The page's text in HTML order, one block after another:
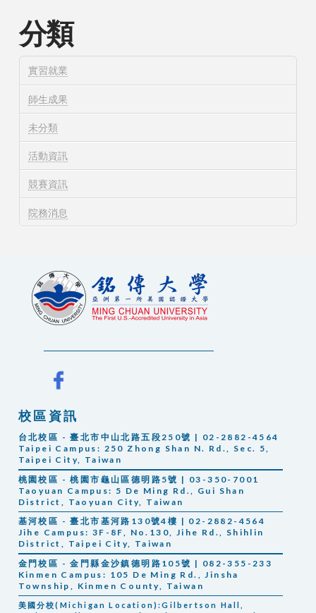
分類
實習就業
師生成果
未分類
活動資訊
競賽資訊
院務消息
校區資訊
台北校區 - 臺北市中山北路五段250號 | 02-2882-4564
Taipei Campus: 250 Zhong Shan N. Rd., Sec. 5,
Taipei City, Taiwan
桃園校區 - 桃園市龜山區德明路5號 | 03-350-7001
Taoyuan Campus: 5 De Ming Rd., Gui Shan
District, Taoyuan City, Taiwan
基河校區 - 臺北市基河路130號4樓 | 02-2882-4564
Jihe Campus: 3F-8F, No.130, Jihe Rd., Shihlin
District, Taipei City, Taiwan
金門校區 - 金門縣金沙鎮德明路105號 | 082-355-233
Kinmen Campus: 105 De Ming Rd., Jinsha
Township, Kinmen County, Taiwan
美國分校(Michigan Location):Gilbertson Hall,